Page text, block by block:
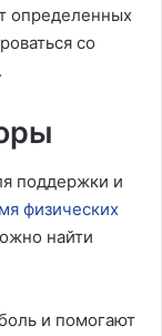
определенных
со
поддержки и
физических
найти
и помогают